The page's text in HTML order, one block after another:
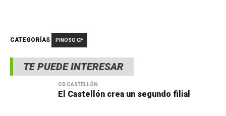
TE PUEDE INTERESAR
CD CASTELLÓN
El Castellón crea un segundo filial
CATEGORÍAS PINOSO CF